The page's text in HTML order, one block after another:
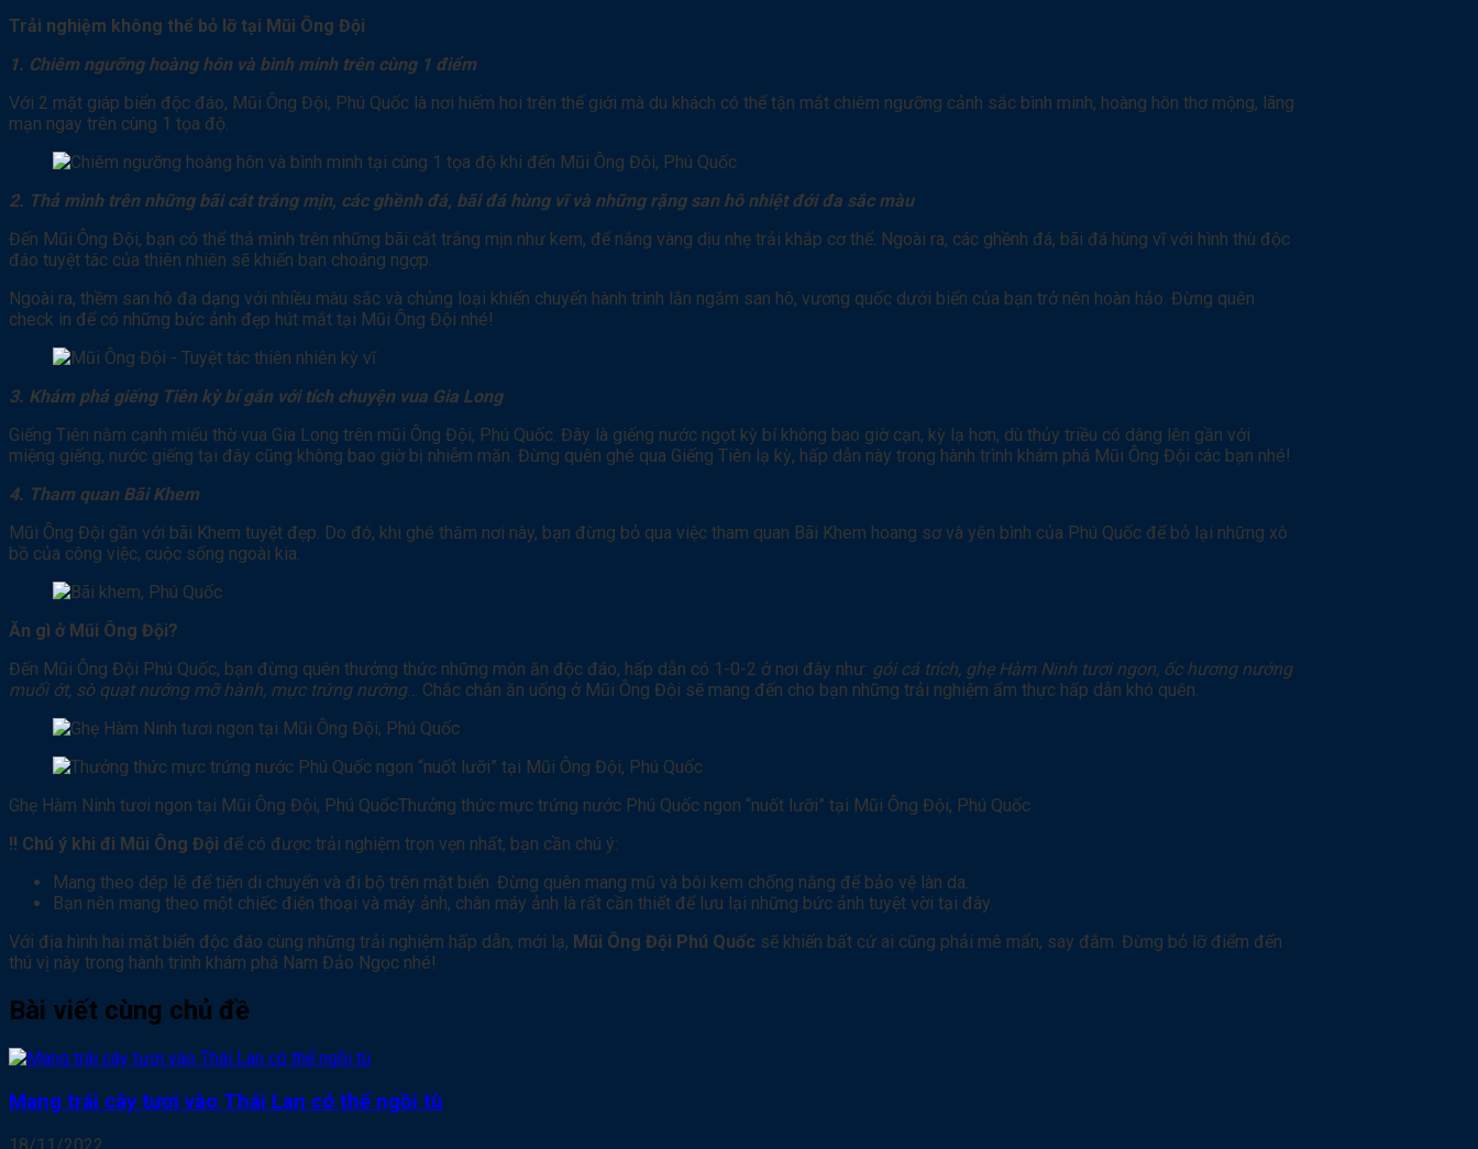
Trải nghiệm không thể bỏ lỡ tại Mũi Ông Đội
1. Chiêm ngưỡng hoàng hôn và bình minh trên cùng 1 điểm
Với 2 mặt giáp biển độc đáo, Mũi Ông Đội, Phú Quốc là nơi hiếm hoi trên thế giới mà du khách có thể tận mắt chiêm ngưỡng cảnh sắc bình minh, hoàng hôn thơ mộng, lãng
mạn ngay trên cùng 1 tọa độ.
2. Thả mình trên những bãi cát trắng mịn, các ghềnh đá, bãi đá hùng vĩ và những rặng san hô nhiệt đới đa sắc màu
Đến Mũi Ông Đội, bạn có thể thả mình trên những bãi cắt trắng mịn như kem, để nắng vàng dịu nhẹ trải khắp cơ thể. Ngoài ra, các ghềnh đá, bãi đá hùng vĩ với hình thù độc
đáo tuyệt tác của thiên nhiên sẽ khiến bạn choáng ngợp.
Ngoài ra, thềm san hô đa dạng với nhiều màu sắc và chủng loại khiến chuyến hành trình lắn ngắm san hô, vương quốc dưới biển của bạn trở nên hoàn hảo. Đừng quên
check in để có những bức ảnh đẹp hút mắt tại Mũi Ông Đội nhé!
3. Khám phá giếng Tiên kỳ bí gắn với tích chuyện vua Gia Long
Giếng Tiên nằm cạnh miếu thờ vua Gia Long trên mũi Ông Đội, Phú Quốc. Đây là giếng nước ngọt kỳ bí không bao giờ cạn, kỳ lạ hơn, dù thủy triều có dâng lên gần với
miệng giếng, nước giếng tại đây cũng không bao giờ bị nhiễm mặn. Đừng quên ghé qua Giếng Tiên lạ kỳ, hấp dẫn này trong hành trình khám phá Mũi Ông Đội các bạn nhé!
4. Tham quan Bãi Khem
Mũi Ông Đội gần với bãi Khem tuyệt đẹp. Do đó, khi ghé thăm nơi này, bạn đừng bỏ qua việc tham quan Bãi Khem hoang sơ và yên bình của Phú Quốc để bỏ lại những xô
bồ của công việc, cuộc sống ngoài kia.
Ăn gì ở Mũi Ông Đội?
Đến Mũi Ông Đội Phú Quốc, bạn đừng quên thưởng thức những món ăn độc đáo, hấp dẫn có 1-0-2 ở nơi đây như: gỏi cá trích, ghẹ Hàm Ninh tươi ngon, ốc hương nướng
muối ớt, sò quạt nướng mỡ hành, mực trứng nướng… Chắc chắn ăn uống ở Mũi Ông Đội sẽ mang đến cho bạn những trải nghiệm ẩm thực hấp dẫn khó quên.
Ghẹ Hàm Ninh tươi ngon tại Mũi Ông Đội, Phú QuốcThưởng thức mực trứng nước Phú Quốc ngon “nuốt lưỡi” tại Mũi Ông Đội, Phú Quốc
!! Chú ý khi đi Mũi Ông Đội để có được trải nghiệm trọn vẹn nhất, bạn cần chú ý:
Mang theo dép lê để tiện di chuyển và đi bộ trên mặt biển. Đừng quên mang mũ và bôi kem chống nắng để bảo vệ làn da.
Bạn nên mang theo một chiếc điện thoại và máy ảnh, chân máy ảnh là rất cần thiết để lưu lại những bức ảnh tuyệt vời tại đây.
Với địa hình hai mặt biển độc đáo cùng những trải nghiệm hấp dẫn, mới lạ, Mũi Ông Đội Phú Quốc sẽ khiến bất cứ ai cũng phải mê mẩn, say đắm. Đừng bỏ lỡ điểm đến
thú vị này trong hành trình khám phá Nam Đảo Ngọc nhé!
Bài viết cùng chủ đề
Mang trái cây tươi vào Thái Lan có thể ngồi tù
18/11/2022